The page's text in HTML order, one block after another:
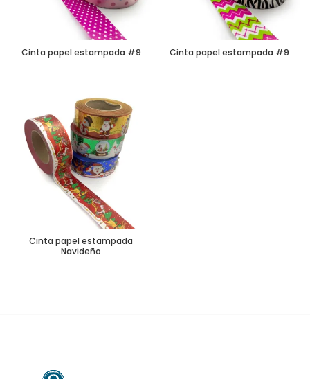
Cinta papel estampada #9 Cinta papel estampada #9
Cinta papel estampada
Navideño